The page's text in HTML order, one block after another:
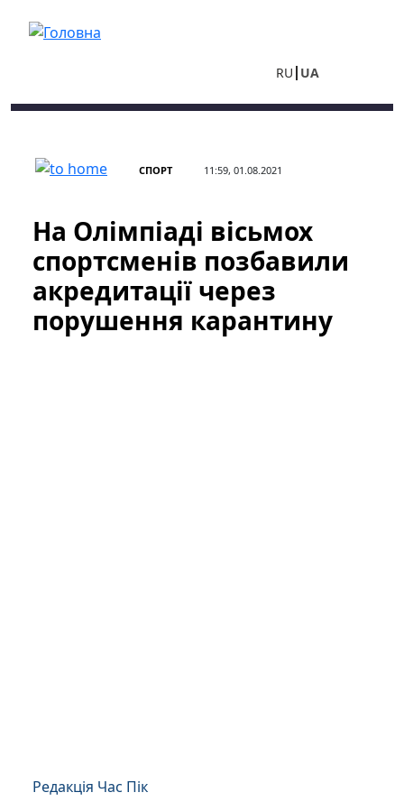
RU UA
СПОРТ 11:59, 01.08.2021
На Олімпіаді вісьмох
спортсменів позбавили
акредитації через
порушення карантину
Редакція Час Пік